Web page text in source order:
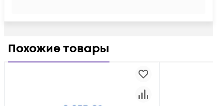
Похожие товары